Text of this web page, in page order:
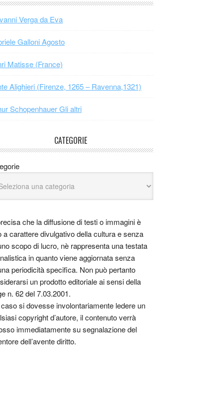
Verga da Eva
Galloni Agosto
Matisse (France)
Alighieri (Firenze, 1265 – Ravenna,1321)
Schopenhauer Gli altri
CATEGORIE
che la diffusione di testi o immagini è
a carattere divulgativo della cultura e senza
scopo di lucro, nè rappresenta una testata
in quanto viene aggiornata senza
periodicità specifica. Non può pertanto
un prodotto editoriale ai sensi della
n. 62 del 7.03.2001.
si dovesse involontariamente ledere un
copyright d’autore, il contenuto verrà
immediatamente su segnalazione del
dell’avente diritto.